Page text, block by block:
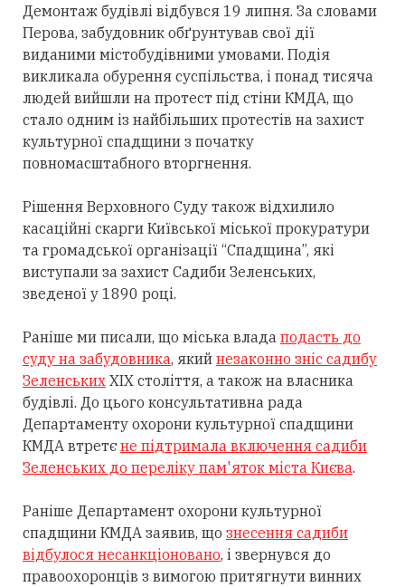
Демонтаж будівлі відбувся 19 липня. За словами
Перова, забудовник обґрунтував свої дії
виданими містобудівними умовами. Подія
викликала обурення суспільства, і понад тисяча
людей вийшли на протест під стіни КМДА, що
стало одним із найбільших протестів на захист
культурної спадщини з початку
повномасштабного вторгнення.
Рішення Верховного Суду також відхилило
касаційні скарги Київської міської прокуратури
та громадської організації “Спадщина”, які
виступали за захист Садиби Зеленських,
зведеної у 1890 році.
Раніше ми писали, що міська влада подасть до
суду на забудовника, який незаконно зніс садибу
Зеленських ХІХ століття, а також на власника
будівлі. До цього консультативна рада
Департаменту охорони культурної спадщини
КМДА втретєне підтримала включення садиби
Зеленських до переліку пам'яток міста Києва.
Раніше Департамент охорони культурної
спадщини КМДА заявив, що знесення садиби
відбулося несанкціоновано, і звернувся до
правоохоронців з вимогою притягнути винних